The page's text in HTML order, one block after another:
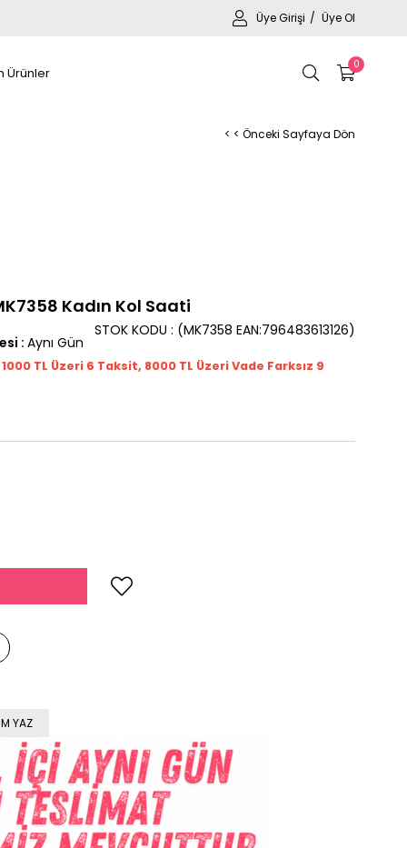
Üye Girişi Üye Ol
0
Ürünler
< < Önceki Sayfaya Dön
Kadın Kol Saati
(MK7358 EAN:796483613126)
STOK KODU
: Aynı Gün
TL Üzeri 6 Taksit, 8000 TL Üzeri Vade Farksız 9
YAZ